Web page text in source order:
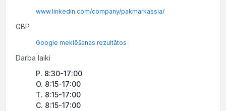
www.linkedin.com/company/pakmarkassia/
GBP
Google meklēšanas rezultātos
Darba laiki
P. 8:30-17:00
O. 8:15-17:00
T. 8:15-17:00
C. 8:15-17:00